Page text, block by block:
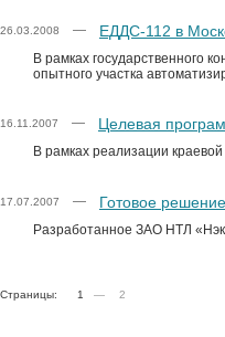
26.03.2008 — ЕДДС-112 в
В рамках государственного
опытного участка
16.11.2007 — Целевая
В рамках реализации
17.07.2007 — Готовое
Разработанное ЗАО НТЛ
Страницы: 1 — 2